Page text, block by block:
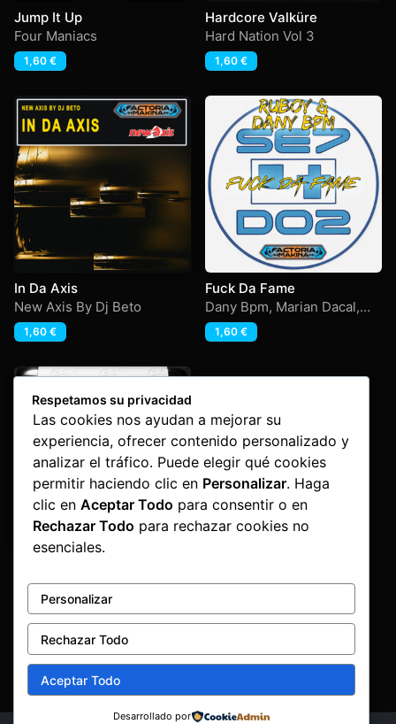
Jump It Up
Four Maniacs
1,60 €
Hardcore Valküre
Hard Nation Vol 3
1,60 €
In Da Axis
New Axis By Dj Beto
1,60 €
Fuck Da Fame
Dany Bpm, Marian Dacal,
Ruboy,Set-4-Dos
1,60 €
Dj Javi Aznar – Colisseum
2,80€
Respetamos su privacidad
Las cookies nos ayudan a mejorar su
experiencia, ofrecer contenido personalizado y
analizar el tráfico. Puede elegir qué cookies
permitir haciendo clic en Personalizar. Haga
clic en Aceptar Todo para consentir o en
Rechazar Todo para rechazar cookies no
esenciales.
Personalizar
Rechazar Todo
Aceptar Todo
Desarrollado por